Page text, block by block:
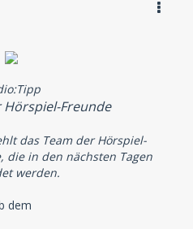
Hörspiel-Freunde
das Team der Hörspiel-
die in den nächsten Tagen
werden.
dem